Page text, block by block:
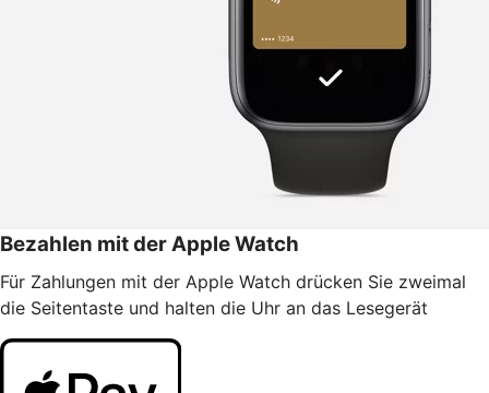
Bezahlen mit der Apple Watch
Für Zahlungen mit der Apple Watch drücken Sie zweimal
die Seitentaste und halten die Uhr an das Lesegerät